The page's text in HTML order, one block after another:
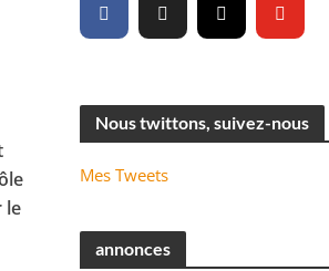
le
Nous twittons, suivez-nous
Mes Tweets
annonces